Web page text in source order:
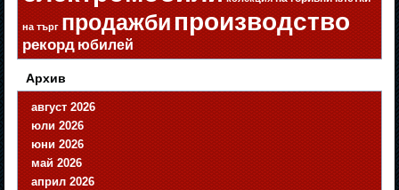
на търг продажбипроизводство
рекорд юбилей
Архив
август 2026
юли 2026
юни 2026
май 2026
април 2026